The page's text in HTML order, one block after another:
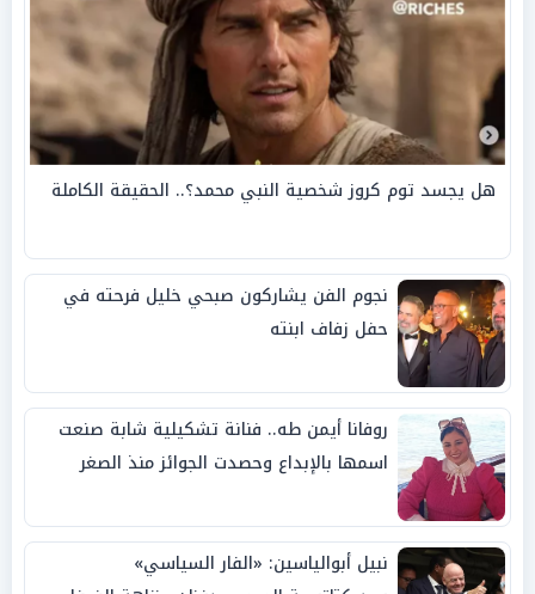
هل يجسد توم كروز شخصية النبي محمد؟.. الحقيقة الكاملة
نجوم الفن يشاركون صبحي خليل فرحته في
حفل زفاف ابنته
روفانا أيمن طه.. فنانة تشكيلية شابة صنعت
اسمها بالإبداع وحصدت الجوائز منذ الصغر
نبيل أبوالياسين: «الفار السياسي»